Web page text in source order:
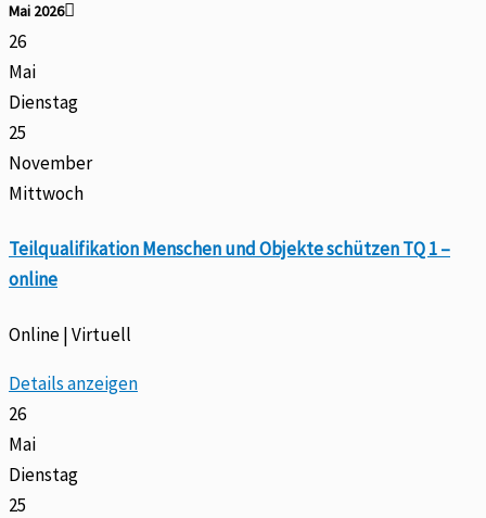
Mai 2026
26
Mai
Dienstag
25
November
Mittwoch
Teilqualifikation Menschen und Objekte schützen TQ 1 –
online
Online | Virtuell
Details anzeigen
26
Mai
Dienstag
25